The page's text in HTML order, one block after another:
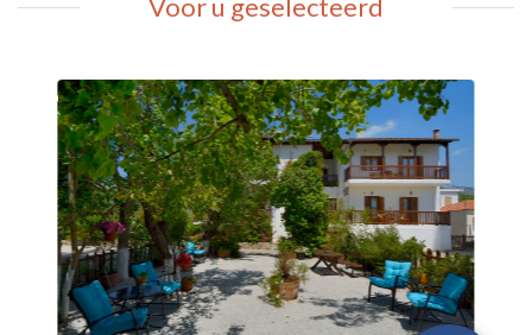
Voor u geselecteerd